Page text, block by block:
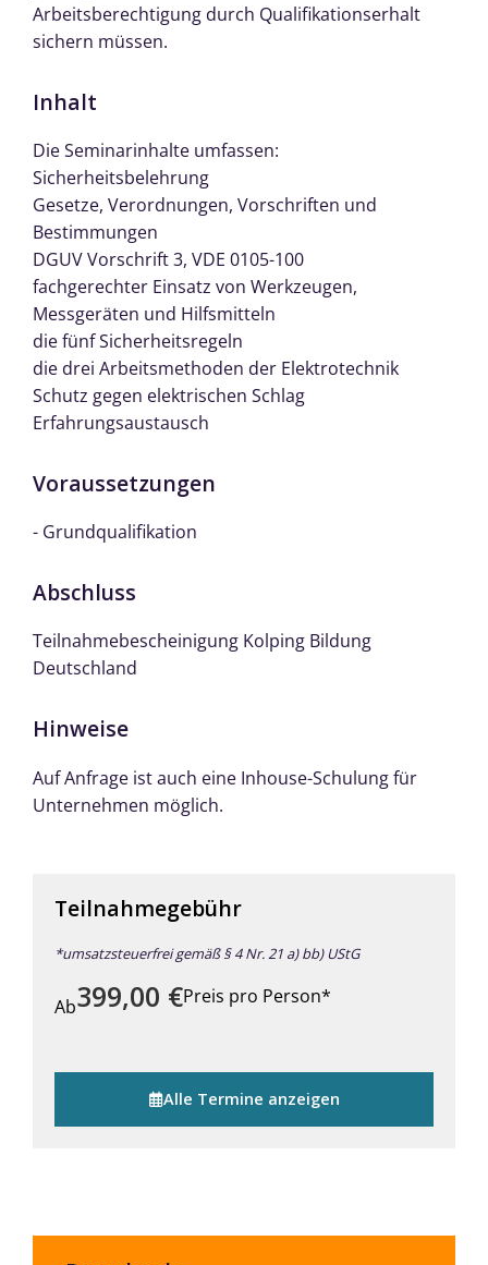
Arbeitsberechtigung durch Qualifikationserhalt
sichern müssen.
Inhalt
Die Seminarinhalte umfassen:
Sicherheitsbelehrung
Gesetze, Verordnungen, Vorschriften und
Bestimmungen
DGUV Vorschrift 3, VDE 0105-100
fachgerechter Einsatz von Werkzeugen,
Messgeräten und Hilfsmitteln
die fünf Sicherheitsregeln
die drei Arbeitsmethoden der Elektrotechnik
Schutz gegen elektrischen Schlag
Erfahrungsaustausch
Voraussetzungen
- Grundqualifikation
Abschluss
Teilnahmebescheinigung Kolping Bildung
Deutschland
Hinweise
Auf Anfrage ist auch eine Inhouse-Schulung für
Unternehmen möglich.
Teilnahmegebühr
*umsatzsteuerfrei gemäß § 4 Nr. 21 a) bb) UStG
Ab399,00 €Preis pro Person*
Alle Termine anzeigen